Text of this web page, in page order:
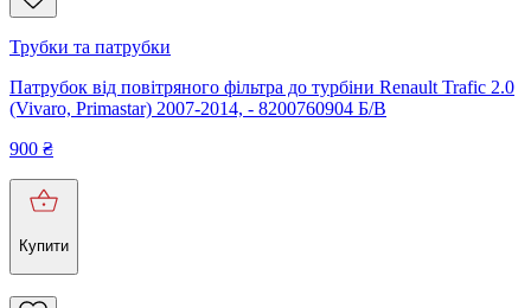
Трубки та патрубки
Патрубок від повітряного фільтра до турбіни Renault Trafic 2.0
(Vivaro, Primastar) 2007-2014, - 8200760904 Б/В
900 ₴
Купити